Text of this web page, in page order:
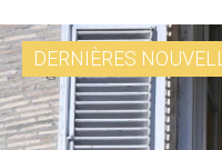
DERNIÈRES